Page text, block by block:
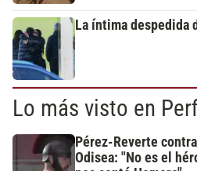
La íntima despedida
Lo más visto en
Pérez-Reverte
Odisea: "No es el